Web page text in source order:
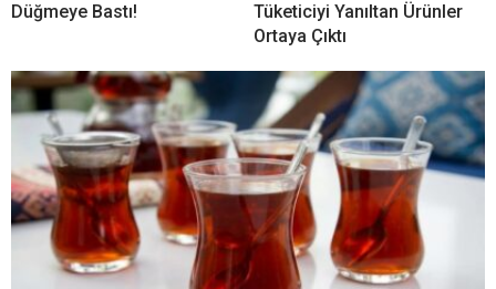
Düğmeye Bastı!
Tüketiciyi Yanıltan Ürünler
Ortaya Çıktı